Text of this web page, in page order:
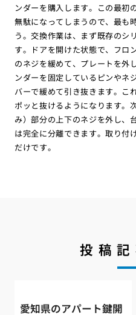
ンダーを購入します。この最初
無駄になってしまうので、最も
う。交換作業は、まず既存のシ
す。ドアを開けた状態で、フロ
のネジを緩めて、プレートを外
ンダーを固定しているピンやネ
バーで緩めて引き抜きます。こ
ポッと抜けるようになります。
み）部分の上下のネジを外し、
は完全に分離できます。取り付
だけです。
投稿
愛知県のアパート鍵開